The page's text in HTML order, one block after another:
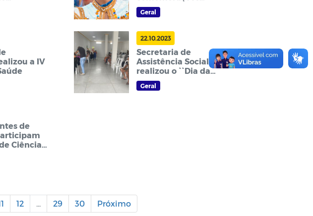
alusivas aos 60 anos de
Emancipação Política
Geral
a IV
22.10.2023
Secretaria de
Assistência Social
realizou o ``Dia da
Beleza``
Geral
de
Ciência,
Inovação
12 29 30 Próximo